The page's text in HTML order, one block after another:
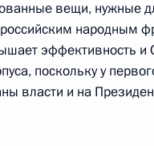
деловых
Москва, Кремль
вещи, нужные
народным
эффективность и
поскольку у
власти и на